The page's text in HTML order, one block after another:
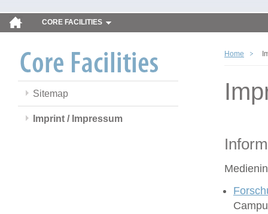
CORE FACILITIES
Sitemap
Imprint / Impressum
Home